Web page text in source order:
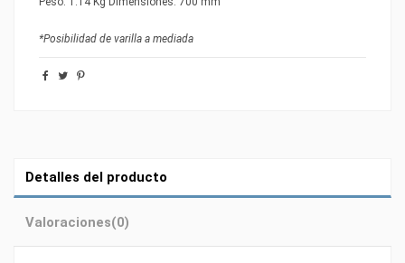
*Posibilidad de varilla a mediada
Detalles del producto
Valoraciones(0)